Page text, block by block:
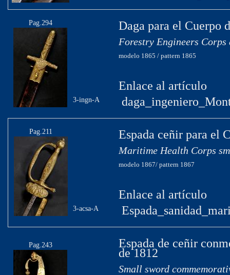
Pag.294
3-ingn-A
Daga para el Cuerpo
Forestry Engineers Corps
modelo 1865 / pattern 1865
Enlace al artículo
Pag.211
3-acsa-A
Espada ceñir para el
Maritime Health Corps
modelo 1867/ pattern 1867
Enlace al artículo
Pag.243 Espada de ceñir
de 1812
Small sword